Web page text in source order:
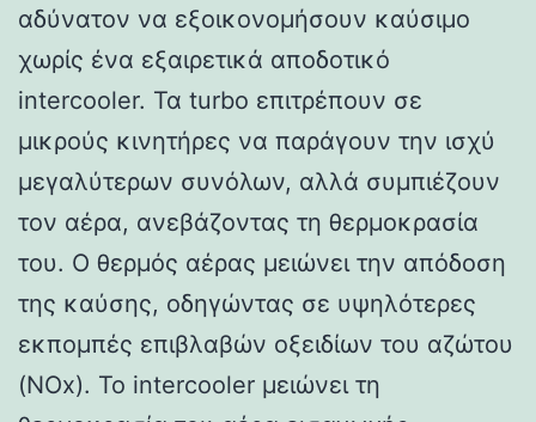
αδύνατον να εξοικονομήσουν καύσιμο
χωρίς ένα εξαιρετικά αποδοτικό
intercooler. Τα turbo επιτρέπουν σε
μικρούς κινητήρες να παράγουν την ισχύ
μεγαλύτερων συνόλων, αλλά συμπιέζουν
τον αέρα, ανεβάζοντας τη θερμοκρασία
του. Ο θερμός αέρας μειώνει την απόδοση
της καύσης, οδηγώντας σε υψηλότερες
εκπομπές επιβλαβών οξειδίων του αζώτου
(NOx). Το intercooler μειώνει τη